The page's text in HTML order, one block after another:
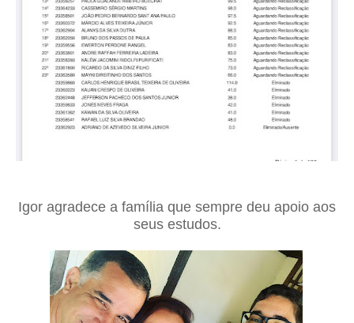
Igor agradece a família que sempre deu apoio aos
seus estudos.